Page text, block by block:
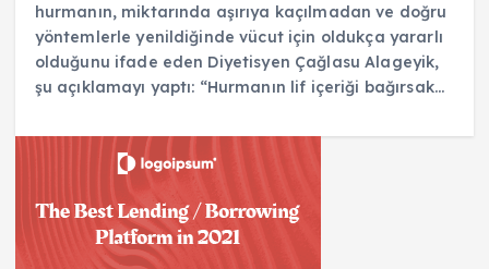
hurmanın, miktarında aşırıya kaçılmadan ve doğru
yöntemlerle yenildiğinde vücut için oldukça yararlı
olduğunu ifade eden Diyetisyen Çağlasu Alageyik,
şu açıklamayı yaptı: “Hurmanın lif içeriği bağırsak…